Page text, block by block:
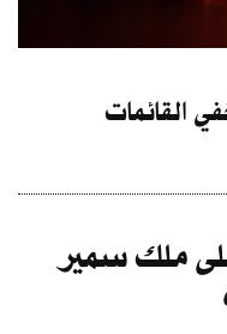
القائمات
ملك سمير